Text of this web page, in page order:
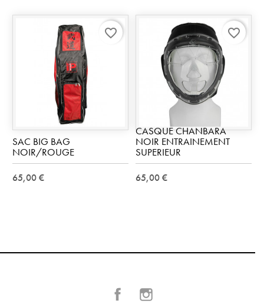
SAC BIG BAG
NOIR/ROUGE
65,00 €
favorite_border
CASQUE CHANBARA
NOIR ENTRAINEMENT
SUPERIEUR
65,00 €
favorite_border
Facebook